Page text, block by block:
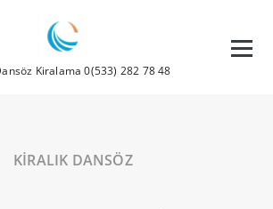
Kiralama 0(533) 282 78 48
KİRALIK DANSÖZ